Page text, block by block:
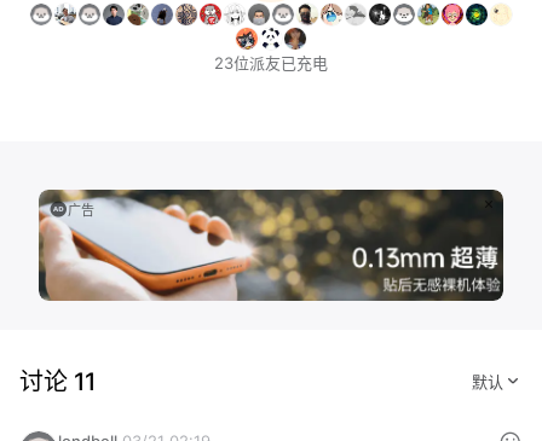
23位派友已充电
广告
讨论 11